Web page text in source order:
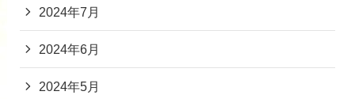
2024年7月
2024年6月
2024年5月